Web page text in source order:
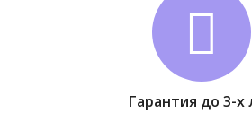
Гарантия до 3-х